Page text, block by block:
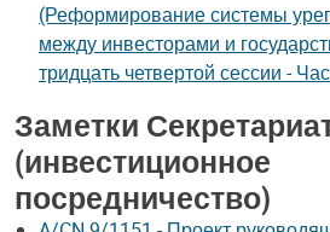
(Реформирование системы
между инвесторами и
тридцать четвертой сессии -
Заметки
(инвестиционное
посредничество)